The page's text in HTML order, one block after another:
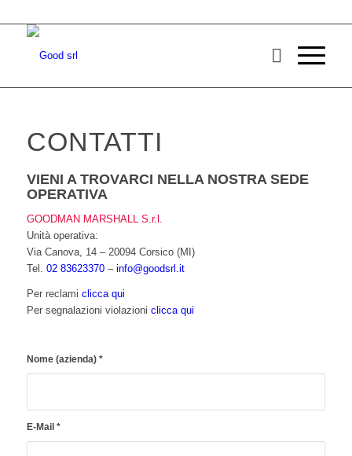
CONTATTI
VIENI A TROVARCI NELLA NOSTRA SEDE
OPERATIVA
GOODMAN MARSHALL S.r.l.
Unità operativa:
Via Canova, 14 – 20094 Corsico (MI)
Tel. 02 83623370– info@goodsrl.it
Per reclami clicca qui
Per segnalazioni violazioni clicca qui
Nome (azienda) *
E-Mail *